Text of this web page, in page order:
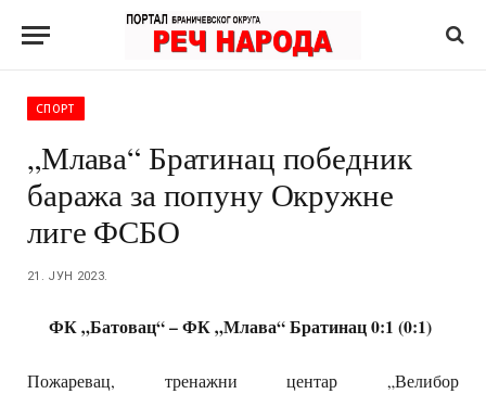
СПОРТ
„Млава“ Братинац победник
баража за попуну Окружне
лиге ФСБО
21. ЈУН 2023.
ФК „Батовац“ – ФК „Млава“ Братинац 0:1 (0:1)
Пожаревац, тренажни центар „Велибор